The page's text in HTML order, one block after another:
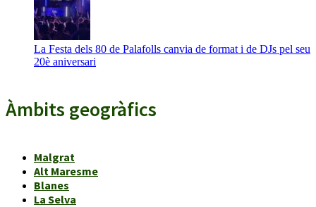
La Festa dels 80 de Palafolls canvia de format i de DJs pel seu
20è aniversari
Àmbits geogràfics
Malgrat
Alt Maresme
Blanes
La Selva